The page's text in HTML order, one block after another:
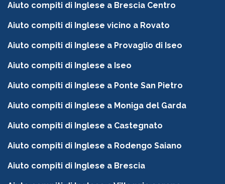
Aiuto compiti di Inglese a Brescia Centro
Aiuto compiti di Inglese vicino a Rovato
Aiuto compiti di Inglese a Provaglio di Iseo
Aiuto compiti di Inglese a Iseo
Aiuto compiti di Inglese a Ponte San Pietro
Aiuto compiti di Inglese a Moniga del Garda
Aiuto compiti di Inglese a Castegnato
Aiuto compiti di Inglese a Rodengo Saiano
Aiuto compiti di Inglese a Brescia